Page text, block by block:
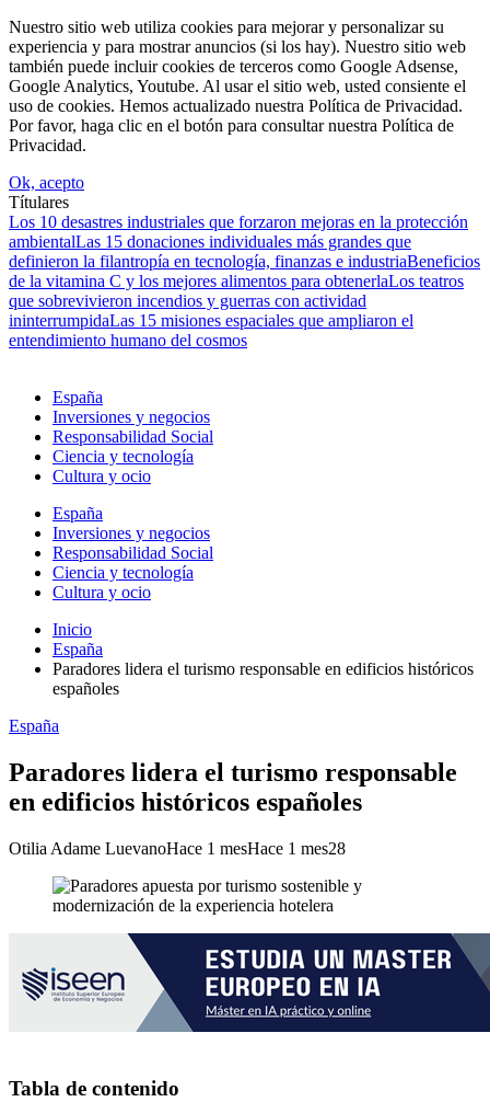
Nuestro sitio web utiliza cookies para mejorar y personalizar su
experiencia y para mostrar anuncios (si los hay). Nuestro sitio web
también puede incluir cookies de terceros como Google Adsense,
Google Analytics, Youtube. Al usar el sitio web, usted consiente el
uso de cookies. Hemos actualizado nuestra Política de Privacidad.
Por favor, haga clic en el botón para consultar nuestra Política de
Privacidad.
Ok, acepto
Títulares
Los 10 desastres industriales que forzaron mejoras en la protección
ambientalLas 15 donaciones individuales más grandes que
definieron la filantropía en tecnología, finanzas e industriaBeneficios
de la vitamina C y los mejores alimentos para obtenerlaLos teatros
que sobrevivieron incendios y guerras con actividad
ininterrumpidaLas 15 misiones espaciales que ampliaron el
entendimiento humano del cosmos
España
Inversiones y negocios
Responsabilidad Social
Ciencia y tecnología
Cultura y ocio
España
Inversiones y negocios
Responsabilidad Social
Ciencia y tecnología
Cultura y ocio
Inicio
España
Paradores lidera el turismo responsable en edificios históricos
españoles
España
Paradores lidera el turismo responsable
en edificios históricos españoles
Otilia Adame LuevanoHace 1 mesHace 1 mes28
Tabla de contenido